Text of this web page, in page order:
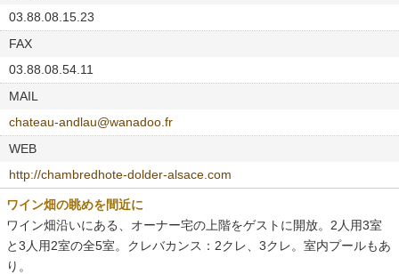
03.88.08.15.23
FAX
03.88.08.54.11
MAIL
chateau-andlau@wanadoo.fr
WEB
http://chambredhote-dolder-alsace.com
ワイン畑の眺めを間近に
ワイン畑沿いにある、オーナー宅の上階をゲストに開放。2人用3室
と3人用2室の全5室。クレバカンス：2クレ、3クレ。室内プールもあ
り。